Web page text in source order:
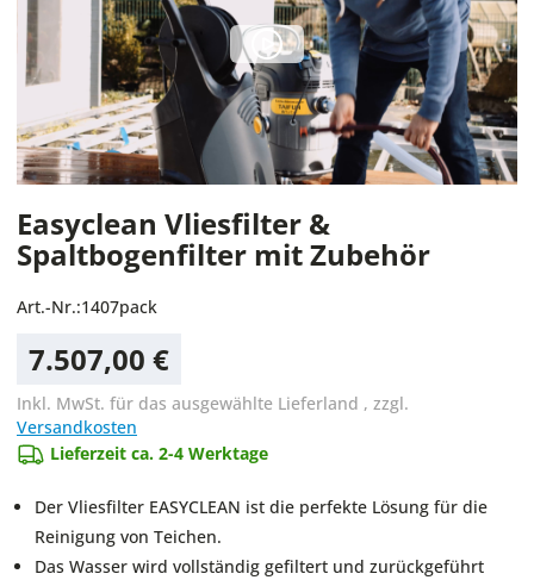
Easyclean Vliesfilter &
Spaltbogenfilter mit Zubehör
Art.-Nr.:1407pack
7.507,00 €
Inkl. MwSt. für das ausgewählte Lieferland , zzgl.
Versandkosten
Lieferzeit ca. 2-4 Werktage
Der Vliesfilter EASYCLEAN ist die perfekte Lösung für die
Reinigung von Teichen.
Das Wasser wird vollständig gefiltert und zurückgeführt